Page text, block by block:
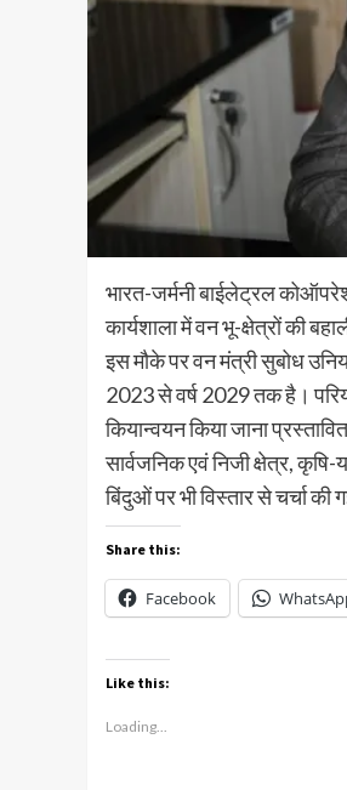
भारत-जर्मनी बाईलेट्रल
कार्यशाला में वन भू-क्षेत्रों की
इस मौके पर वन मंत्री सुबोध
2023 से वर्ष 2029 तक है।
कियान्वयन किया जाना
सार्वजनिक एवं निजी क्षेत्र,
बिंदुओं पर भी विस्तार से चर्चा की
Share this:
Facebook
Like this:
Loading...